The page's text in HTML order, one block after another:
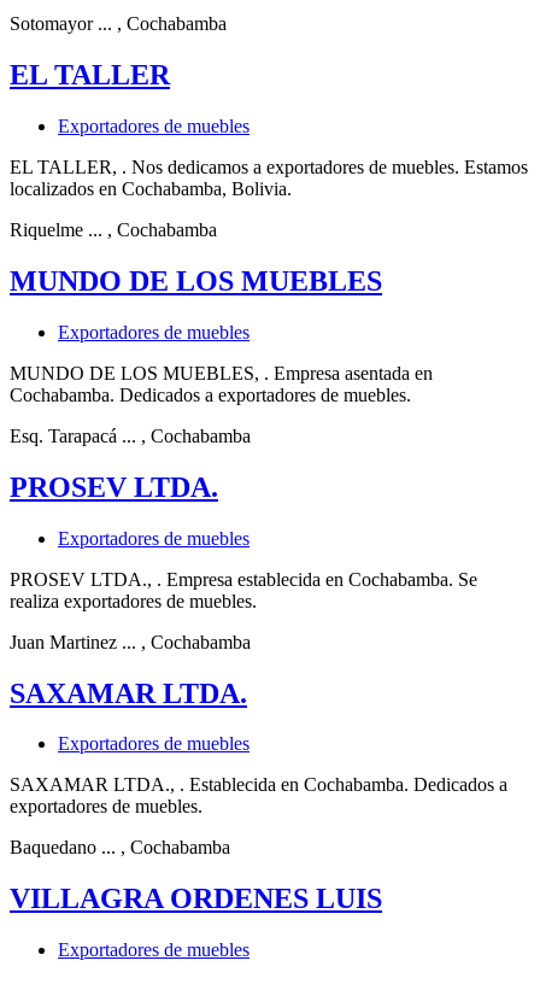
Sotomayor ... , Cochabamba
EL TALLER
Exportadores de muebles
EL TALLER, . Nos dedicamos a exportadores de muebles. Estamos
localizados en Cochabamba, Bolivia.
Riquelme ... , Cochabamba
MUNDO DE LOS MUEBLES
Exportadores de muebles
MUNDO DE LOS MUEBLES, . Empresa asentada en
Cochabamba. Dedicados a exportadores de muebles.
Esq. Tarapacá ... , Cochabamba
PROSEV LTDA.
Exportadores de muebles
PROSEV LTDA., . Empresa establecida en Cochabamba. Se
realiza exportadores de muebles.
Juan Martinez ... , Cochabamba
SAXAMAR LTDA.
Exportadores de muebles
SAXAMAR LTDA., . Establecida en Cochabamba. Dedicados a
exportadores de muebles.
Baquedano ... , Cochabamba
VILLAGRA ORDENES LUIS
Exportadores de muebles